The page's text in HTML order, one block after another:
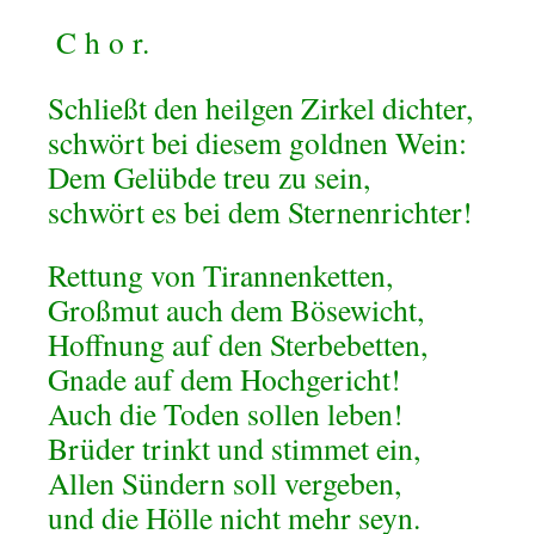
C h o r.
Schließt den heilgen Zirkel dichter,
schwört bei diesem goldnen Wein:
Dem Gelübde treu zu sein,
schwört es bei dem Sternenrichter!
Rettung von Tirannenketten,
Großmut auch dem Bösewicht,
Hoffnung auf den Sterbebetten,
Gnade auf dem Hochgericht!
Auch die Toden sollen leben!
Brüder trinkt und stimmet ein,
Allen Sündern soll vergeben,
und die Hölle nicht mehr seyn.